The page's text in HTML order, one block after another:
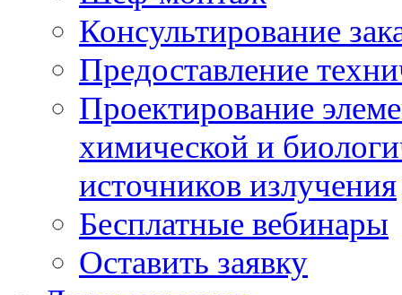
Консультирование
Предоставление
Проектирование
химической и
источников излучения
Бесплатные вебинары
Оставить заявку